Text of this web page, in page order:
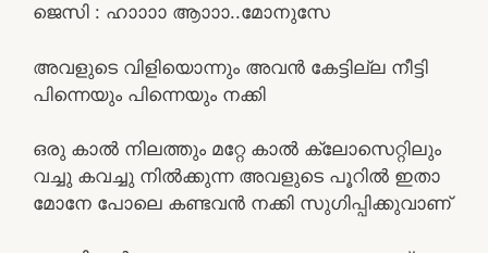
ജെസി : ഹാാാാ ആാാാ..മോനുസേ
അവളുടെ വിളിയൊന്നും അവൻ കേട്ടില്ല നീട്ടി
പിന്നെയും പിന്നെയും നക്കി
ഒരു കാൽ നിലത്തും മറ്റേ കാൽ ക്ലോസെറ്റിലും
വച്ചു കവച്ചു നിൽക്കുന്ന അവളുടെ പൂറിൽ ഇതാ
മോനേ പോലെ കണ്ടവൻ നക്കി സുഗിപ്പിക്കുവാണ്